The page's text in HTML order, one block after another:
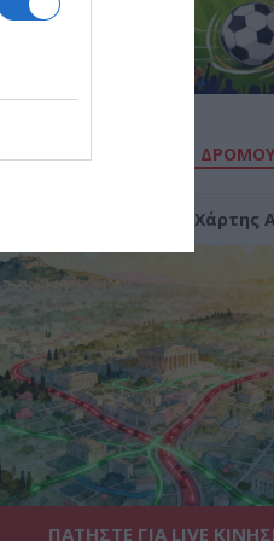
ΤΗΝ ΚΙΝΗΣΗ ΣΤΟΥΣ
Κίνηση Τώρα: Live Χάρτης
ΠΑΤΗΣΤΕ ΓΙΑ LIVE